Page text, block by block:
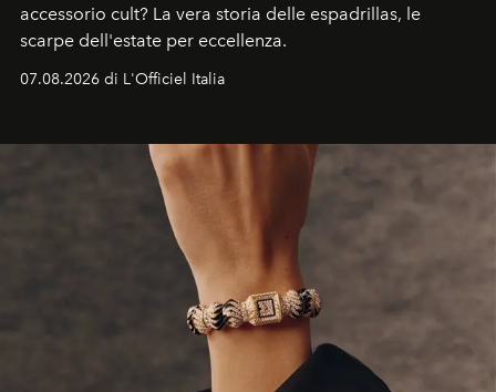
accessorio cult? La vera storia delle espadrillas, le
scarpe dell'estate per eccellenza.
07.08.2026 di L'Officiel Italia